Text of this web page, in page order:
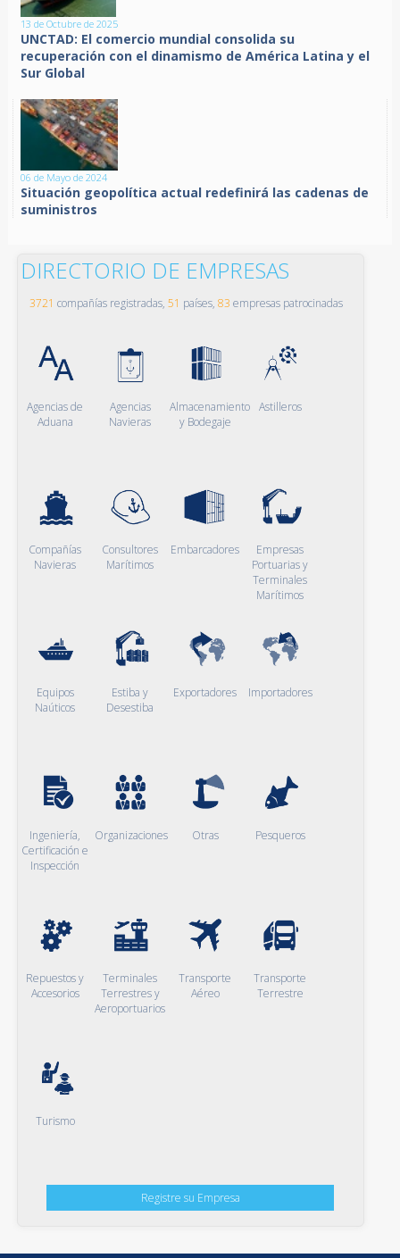
13 de Octubre de 2025
UNCTAD: El comercio mundial consolida su
recuperación con el dinamismo de América Latina y el
Sur Global
06 de Mayo de 2024
Situación geopolítica actual redefinirá las cadenas de
suministros
DIRECTORIO DE EMPRESAS
3721 compañías registradas, 51 países, 83 empresas patrocinadas
Agencias de
Aduana
Agencias
Navieras
Almacenamiento
y Bodegaje
Astilleros
Compañías
Navieras
Consultores
Marítimos
Embarcadores
Empresas
Portuarias y
Terminales
Marítimos
Equipos
Naúticos
Estiba y
Desestiba
Exportadores Importadores
Ingeniería,
Certificación e
Inspección
Organizaciones Otras Pesqueros
Repuestos y
Accesorios
Terminales
Terrestres y
Aeroportuarios
Transporte
Aéreo
Transporte
Terrestre
Turismo
Registre su Empresa